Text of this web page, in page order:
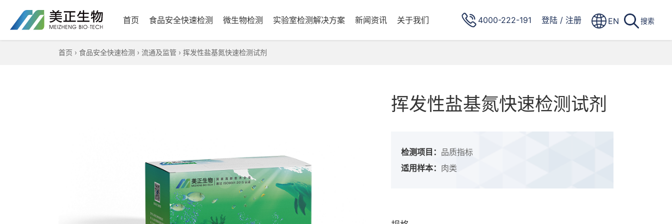
首页 食品安全快速检测 微生物检测 实验室检测解决方案 新闻资讯 关于我们 4000-222-191 登陆 / 注册 EN 搜索
首页 › 食品安全快速检测 › 流通及监管 › 挥发性盐基氮快速检测试剂
挥发性盐基氮快速检测试剂
检测项目： 品质指标
适用样本： 肉类